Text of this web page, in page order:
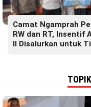
Camat Ngamprah
RW dan RT, Insentif
II Disalurkan untuk
TOPIK